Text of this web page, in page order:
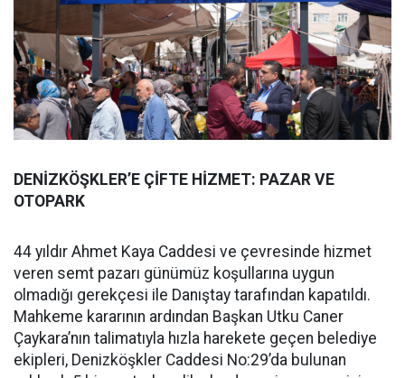
DENİZKÖŞKLER’E ÇİFTE HİZMET: PAZAR VE
OTOPARK
44 yıldır Ahmet Kaya Caddesi ve çevresinde hizmet
veren semt pazarı günümüz koşullarına uygun
olmadığı gerekçesi ile Danıştay tarafından kapatıldı.
Mahkeme kararının ardından Başkan Utku Caner
Çaykara’nın talimatıyla hızla harekete geçen belediye
ekipleri, Denizköşkler Caddesi No:29’da bulunan